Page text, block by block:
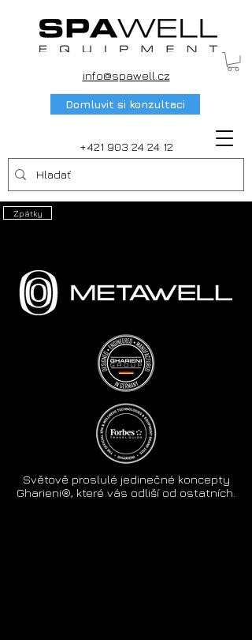
+421 903 24 24 12
info@spawell.cz
Domluvit si konzultaci
Zpátky
Světově proslulé jedinečné koncepty
Gharieni®, které vás odliší od ostatních.